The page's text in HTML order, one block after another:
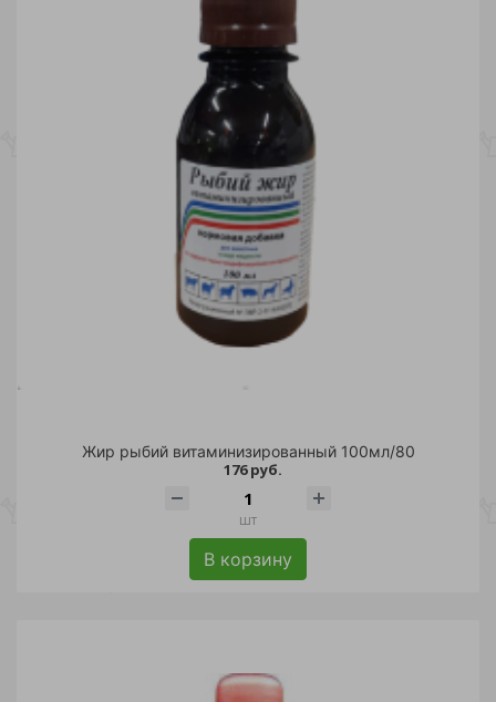
Жир рыбий витаминизированный 100мл/80
176 руб.
шт
В корзину